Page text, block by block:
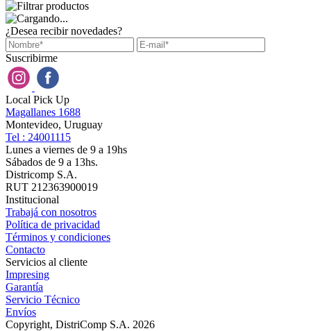
¿Desea recibir novedades?
Suscribirme
Local Pick Up
Magallanes 1688
Montevideo, Uruguay
Tel : 24001115
Lunes a viernes de 9 a 19hs
Sábados de 9 a 13hs.
Districomp S.A.
RUT 212363900019
Institucional
Trabajá con nosotros
Política de privacidad
Términos y condiciones
Contacto
Servicios al cliente
Impresing
Garantía
Servicio Técnico
Envíos
Copyright, DistriComp S.A. 2026